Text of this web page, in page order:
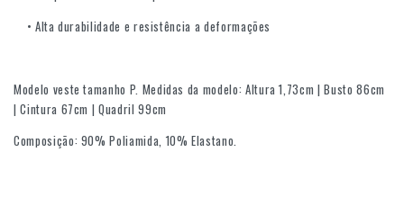
• Alta durabilidade e resistência a deformações
Modelo veste tamanho P. Medidas da modelo: Altura 1,73cm | Busto 86cm
| Cintura 67cm | Quadril 99cm
Composição: 90% Poliamida, 10% Elastano.